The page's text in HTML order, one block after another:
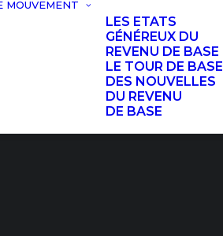
MOUVEMENT
LES ETATS
GÉNÉREUX DU
REVENU DE BASE
LE TOUR DE BASE
DES NOUVELLES
DU REVENU
DE BASE